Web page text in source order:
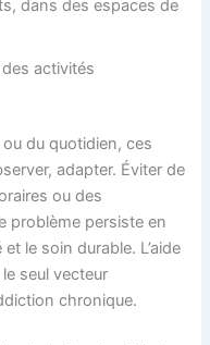
dans des espaces de
activités
ou du quotidien, ces
adapter. Éviter de
ou des
problème persiste en
le soin durable. L’aide
seul vecteur
chronique.